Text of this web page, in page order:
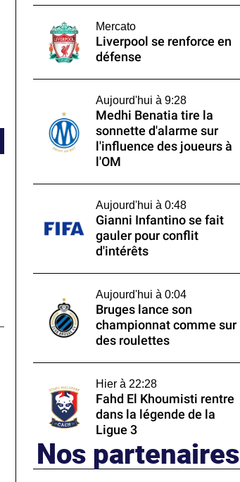
Mercato
Liverpool se renforce en
défense
Aujourd'hui à 9:28
Medhi Benatia tire la
sonnette d'alarme sur
l'influence des joueurs à
l'OM
Aujourd'hui à 0:48
Gianni Infantino se fait
gauler pour conflit
d'intérêts
Aujourd'hui à 0:04
Bruges lance son
championnat comme sur
des roulettes
Hier à 22:28
Fahd El Khoumisti rentre
dans la légende de la
Ligue 3
Nos partenaires